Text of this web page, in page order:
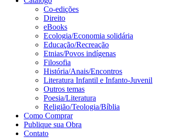
Co-edições
Direito
eBooks
Ecologia/Economia solidária
Educação/Recreação
Etnias/Povos indígenas
Filosofia
História/Anais/Encontros
Literatura Infantil e Infanto-Juvenil
Outros temas
Poesia/Literatura
Religião/Teologia/Bíblia
Como Comprar
Publique sua Obra
Contato